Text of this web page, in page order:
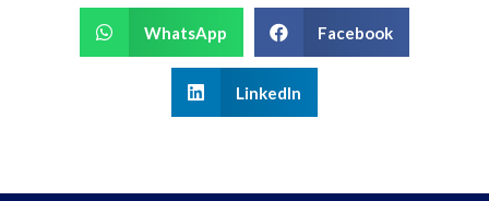
WhatsApp Facebook
LinkedIn